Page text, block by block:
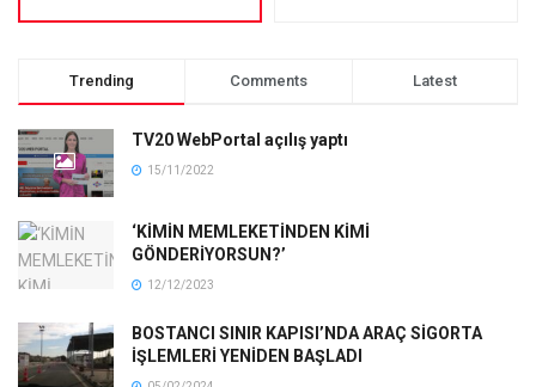
Trending Comments Latest
TV20 WebPortal açılış yaptı
15/11/2022
‘KİMİN MEMLEKETİNDEN KİMİ
GÖNDERİYORSUN?’
12/12/2023
BOSTANCI SINIR KAPISI’NDA ARAÇ SİGORTA
İŞLEMLERİ YENİDEN BAŞLADI